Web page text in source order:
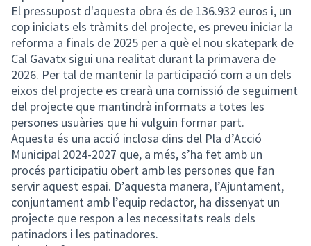
El pressupost d'aquesta obra és de 136.932 euros i, un
cop iniciats els tràmits del projecte, es preveu iniciar la
reforma a finals de 2025 per a què el nou skatepark de
Cal Gavatx sigui una realitat durant la primavera de
2026. Per tal de mantenir la participació com a un dels
eixos del projecte es crearà una comissió de seguiment
del projecte que mantindrà informats a totes les
persones usuàries que hi vulguin formar part.
Aquesta és una acció inclosa dins del Pla d’Acció
Municipal 2024-2027 que, a més, s’ha fet amb un
procés participatiu obert amb les persones que fan
servir aquest espai. D’aquesta manera, l’Ajuntament,
conjuntament amb l’equip redactor, ha dissenyat un
projecte que respon a les necessitats reals dels
patinadors i les patinadores.